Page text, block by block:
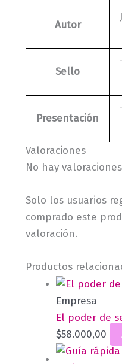
Autor
Sello
Presentación
Valoraciones
No hay
Solo los usuarios
comprado este
valoración.
Productos
Empresa
El poder de
$58.000,00